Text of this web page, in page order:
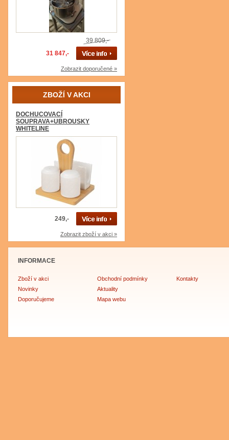
39 809,-
31 847,-
Zobrazit doporučené »
ZBOŽÍ V AKCI
DOCHUCOVACÍ
SOUPRAVA+UBROUSKY
WHITELINE
249,-
Zobrazit zboží v akci »
INFORMACE
Zboží v akci
Novinky
Doporučujeme
Obchodní podmínky
Aktuality
Mapa webu
Kontakty